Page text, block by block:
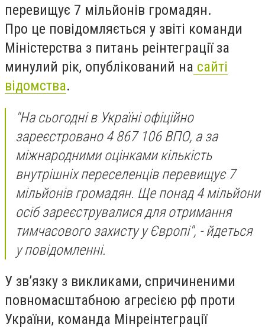
перевищує 7 мільйонів громадян.
Про це повідомляється у звіті команди
Міністерства з питань реінтеграції за
минулий рік, опублікований на сайті
відомства.
"На сьогодні в Україні офіційно
зареєстровано 4 867 106 ВПО, а за
міжнародними оцінками кількість
внутрішніх переселенців перевищує 7
мільйонів громадян. Ще понад 4 мільйони
осіб зареєструвалися для отримання
тимчасового захисту у Європі", - йдеться
у повідомленні.
У зв’язку з викликами, спричиненими
повномасштабною агресією рф проти
України, команда Мінреінтеграції